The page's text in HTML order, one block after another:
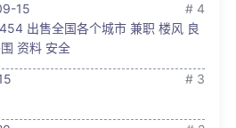
15
# 4
出售全国各个城市 兼职 楼风 良
资料 安全
# 3